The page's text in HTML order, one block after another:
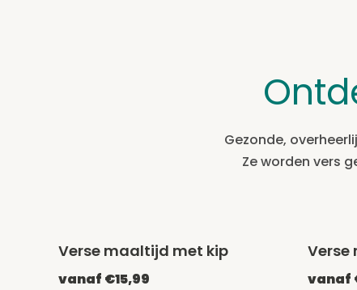
Gezonde,
Ze worden vers
Verse maaltijd met kip
vanaf €15,99 vanaf